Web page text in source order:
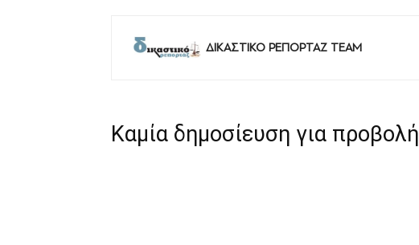
ΔΙΚΑΣΤΙΚΟ ΡΕΠΟΡΤΑΖ TEAM
Καμία δημοσίευση για προβολή